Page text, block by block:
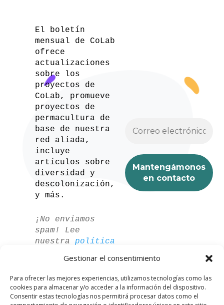
Gestionar el consentimiento
Para ofrecer las mejores experiencias, utilizamos tecnologías como las
cookies para almacenar y/o acceder a la información del dispositivo.
Consentir estas tecnologías nos permitirá procesar datos como el
El boletín
mensual de CoLab
ofrece
actualizaciones
sobre los
proyectos de
CoLab, promueve
proyectos de
permacultura de
base de nuestra
red aliada,
incluye
artículos sobre
diversidad y
descolonización,
y más.
¡No enviamos
spam! Lee
nuestra política
para más
información.